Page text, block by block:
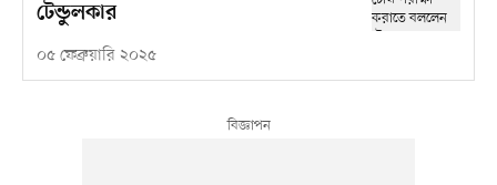
টেন্ডুলকার
০৫ ফেব্রুয়ারি ২০২৫